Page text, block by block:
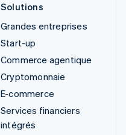
Solutions
Grandes entreprises
Start-up
Commerce agentique
Cryptomonnaie
E-commerce
Services financiers
intégrés